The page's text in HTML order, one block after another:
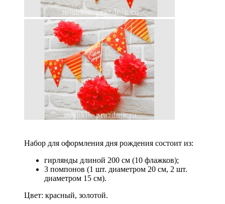
Набор для оформления дня рождения состоит из:
гирлянды длиной 200 см (10 флажков);
3 помпонов (1 шт. диаметром 20 см, 2 шт.
диаметром 15 см).
Цвет: красный, золотой.